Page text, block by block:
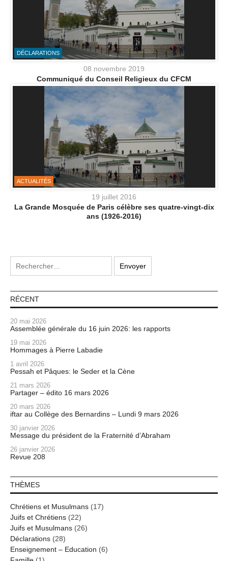
DÉCLARATIONS
08 novembre 2019
Communiqué du Conseil Religieux du CFCM
ACTUALITÉS
19 juillet 2016
La Grande Mosquée de Paris célèbre ses quatre-vingt-dix
ans (1926-2016)
RÉCENT
20 mai 2026
Assemblée générale du 16 juin 2026: les rapports
19 mai 2026
Hommages à Pierre Labadie
1 avril 2026
Pessah et Pâques: le Seder et la Cène
21 mars 2026
Partager – édito 16 mars 2026
20 mars 2026
iftar au Collège des Bernardins – Lundi 9 mars 2026
30 janvier 2026
Message du président de la Fraternité d’Abraham
26 janvier 2026
Revue 208
THÈMES
Chrétiens et Musulmans (17)
Juifs et Chrétiens (22)
Juifs et Musulmans (26)
Déclarations (28)
Enseignement – Education (6)